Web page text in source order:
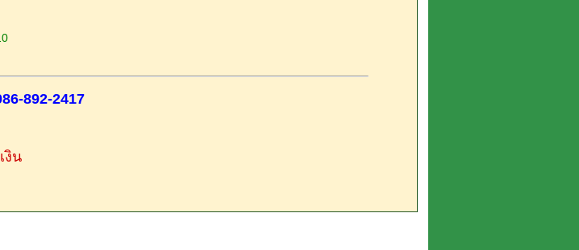
892-2417
งิน